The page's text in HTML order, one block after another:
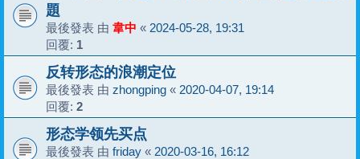
題
最後發表 由 韋中 « 2024-05-28, 19:31
回覆: 1
反转形态的浪潮定位
最後發表 由 zhongping « 2020-04-07, 19:14
回覆: 2
形态学领先买点
最後發表 由 friday « 2020-03-16, 16:12